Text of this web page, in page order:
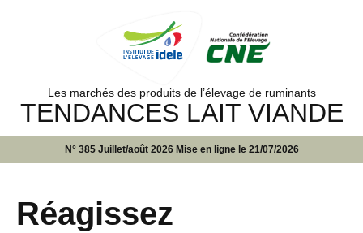
Les marchés des produits de l’élevage de ruminants
TENDANCES LAIT VIANDE
N° 385 Juillet/août 2026 Mise en ligne le 21/07/2026
Réagissez